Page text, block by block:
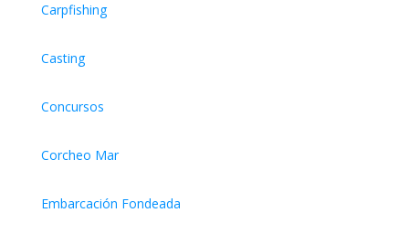
Carpfishing
Casting
Concursos
Corcheo Mar
Embarcación Fondeada